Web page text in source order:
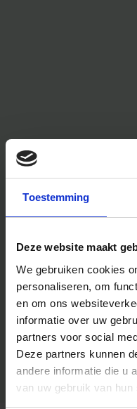
Toestemming
Deze website maakt
We gebruiken cookies
personaliseren, om
en om ons
informatie over uw
partners voor social
Deze partners kunnen
andere informatie die u
van uw gebruik van hun